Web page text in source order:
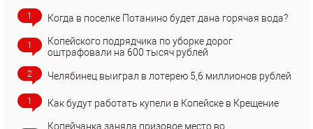
1 Когда в поселке Потанино будет дана горячая вода?
1
Копейского подрядчика по уборке дорог
оштрафовали на 600 тысяч рублей
2 Челябинец выиграл в лотерею 5,6 миллионов рублей
1 Как будут работать купели в Копейске в Крещение
Копейчанка заняла призовое место во